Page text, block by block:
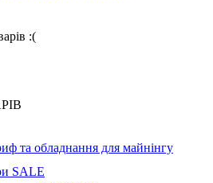
:(
та обладнання для майнінгу
SALE